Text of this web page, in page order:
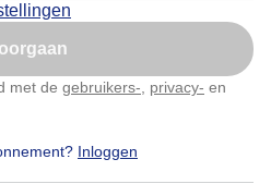
met de gebruikers- privacy- en
Inloggen
paarden richting strand te
later
dit aan te passen